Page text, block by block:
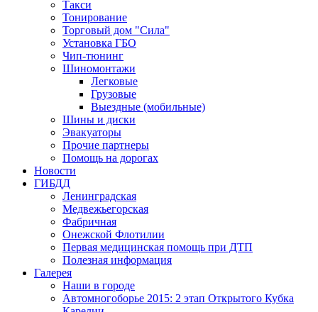
Такси
Тонирование
Торговый дом "Сила"
Установка ГБО
Чип-тюнинг
Шиномонтажи
Легковые
Грузовые
Выездные (мобильные)
Шины и диски
Эвакуаторы
Прочие партнеры
Помощь на дорогах
Новости
ГИБДД
Ленинградская
Медвежьегорская
Фабричная
Онежской Флотилии
Первая медицинская помощь при ДТП
Полезная информация
Галерея
Наши в городе
Автомногоборье 2015: 2 этап Открытого Кубка